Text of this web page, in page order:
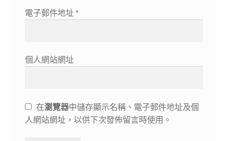
電子郵件地址 *
個人網站網址
在瀏覽器中儲存顯示名稱、電子郵件地址及個
人網站網址，以供下次發佈留言時使用。